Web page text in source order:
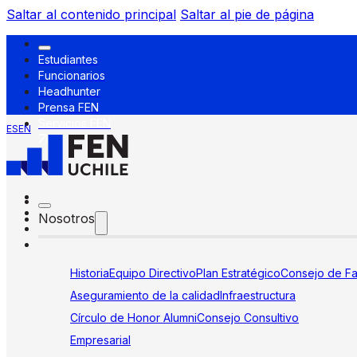
Saltar al contenido principal Saltar al pie de página
Estudiantes
Funcionarios
Headhunter
Prensa FEN
ESEN
Nosotros
HistoriaEquipo DirectivoPlan EstratégicoConsejo de
Aseguramiento de la calidadInfraestructura
Círculo de Honor AlumniConsejo Consultivo
Empresarial